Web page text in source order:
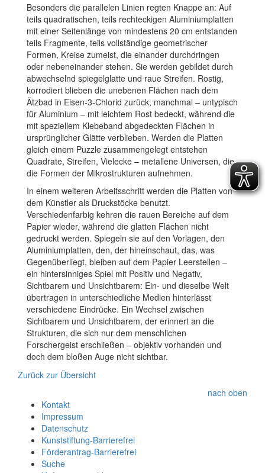
Besonders die parallelen Linien regten Knappe an: Auf
teils quadratischen, teils rechteckigen Aluminiumplatten
mit einer Seitenlänge von mindestens 20 cm entstanden
teils Fragmente, teils vollständige geometrischer
Formen, Kreise zumeist, die einander durchdringen
oder nebeneinander stehen. Sie werden gebildet durch
abwechselnd spiegelglatte und raue Streifen. Rostig,
korrodiert blieben die unebenen Flächen nach dem
Ätzbad in Eisen-3-Chlorid zurück, manchmal – untypisch
für Aluminium – mit leichtem Rost bedeckt, während die
mit speziellem Klebeband abgedeckten Flächen in
ursprünglicher Glätte verblieben. Werden die Platten
gleich einem Puzzle zusammengelegt entstehen
Quadrate, Streifen, Vielecke – metallene Universen, die
die Formen der Mikrostrukturen aufnehmen.
In einem weiteren Arbeitsschritt werden die Platten von
dem Künstler als Druckstöcke benutzt.
Verschiedenfarbig kehren die rauen Bereiche auf dem
Papier wieder, während die glatten Flächen nicht
gedruckt werden. Spiegeln sie auf den Vorlagen, den
Aluminiumplatten, den, der hineinschaut, das, was
Gegenüberliegt, bleiben auf dem Papier Leerstellen –
ein hintersinniges Spiel mit Positiv und Negativ,
Sichtbarem und Unsichtbarem: Ein- und dieselbe Welt
übertragen in unterschiedliche Medien hinterlässt
verschiedene Eindrücke. Ein Wechsel zwischen
Sichtbarem und Unsichtbarem, der erinnert an die
Strukturen, die sich nur dem menschlichen
Forschergeist erschließen – objektiv vorhanden und
doch dem bloßen Auge nicht sichtbar.
Zurück zur Übersicht
nach oben
Kontakt
Impressum
Datenschutz
Kunststiftung-Barrierefrei
Förderantrag-Barrierefrei
Suche